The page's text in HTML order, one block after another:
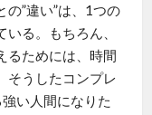
”違い”は、1つの
る。もちろん、
るためには、時間
そうしたコンプレ
い人間になりた